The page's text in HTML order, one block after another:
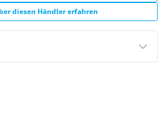
diesen Händler erfahren